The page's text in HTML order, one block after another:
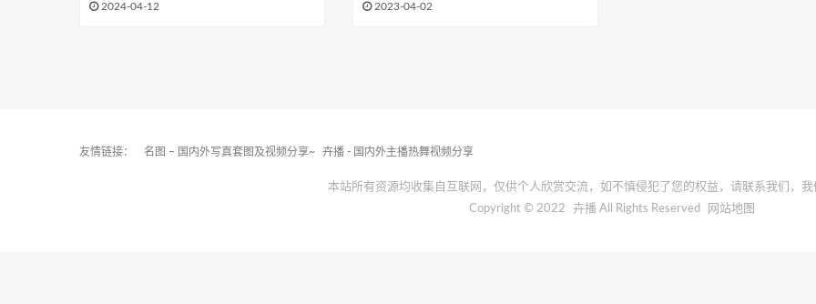
2024-04-12 2023-04-02
友情链接： 名图 – 国内外写真套图及视频分享~ 卉播 - 国内外主播热舞视频分享
本站所有资源均收集自互联网，仅供个人欣赏交流，如不慎侵犯了您的权益，请联系我们，我
Copyright © 2022
卉播 All Rights Reserved 网站地图